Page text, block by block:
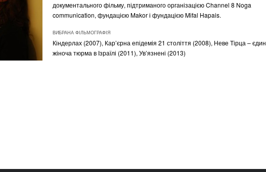
документального фільму, підтриманого організацією Channel 8 Noga
communication, фундацією Makor і фундацією Mifal Hapais.
ВИБРАНА ФІЛЬМОГРАФІЯ
Кіндерлах (2007), Кар’єрна епідемія 21 століття (2008), Неве Тірца –
жіноча тюрма в Ізраїлі (2011), Ув’язнені (2013)